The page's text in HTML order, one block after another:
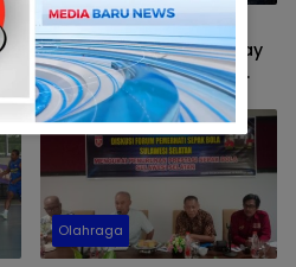
Pertamina Patra Niaga
Sulawesi Dukung One Day
Trail Troff Hasanuddin:
“Jelajah Butta
Pangrannuangku”
Olahraga